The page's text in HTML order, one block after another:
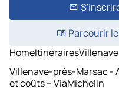
Parcourir
HomeItinéraires
Villenave-près-Marsac -
et coûts – ViaMichelin